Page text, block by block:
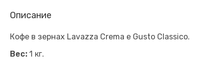
Описание
Кофе в зернах Lavazza Crema e Gusto Classico.
Вес: 1 кг.